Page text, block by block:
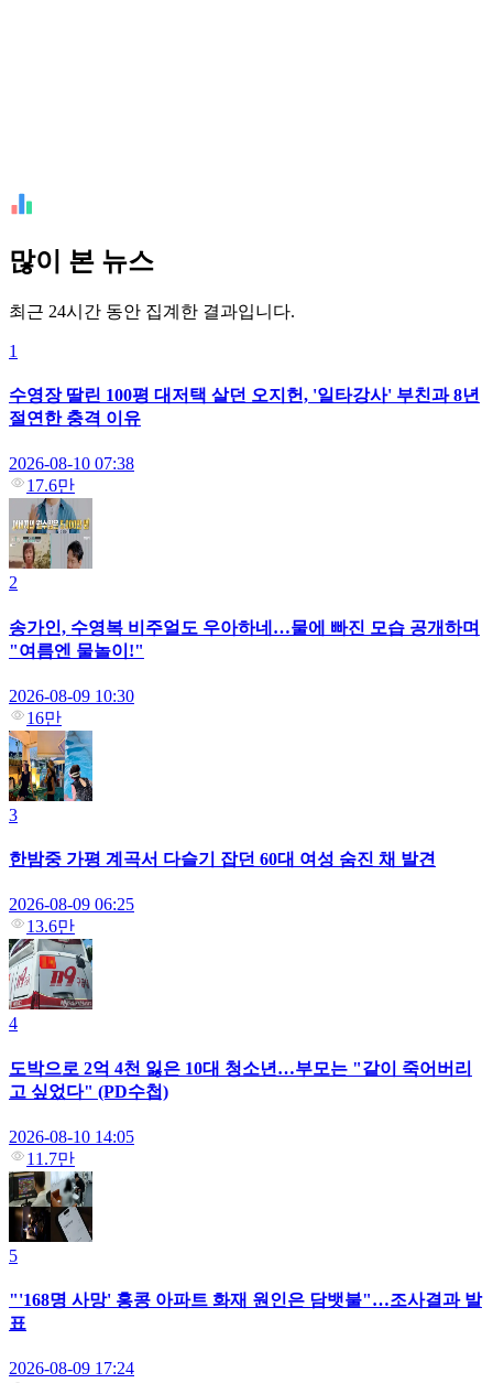
많이 본 뉴스
최근 24시간 동안 집계한 결과입니다.
1
수영장 딸린 100평 대저택 살던 오지헌, '일타강사' 부친과 8년
절연한 충격 이유
2026-08-10 07:38
17.6만
2
송가인, 수영복 비주얼도 우아하네…물에 빠진 모습 공개하며
"여름엔 물놀이!"
2026-08-09 10:30
16만
3
한밤중 가평 계곡서 다슬기 잡던 60대 여성 숨진 채 발견
2026-08-09 06:25
13.6만
4
도박으로 2억 4천 잃은 10대 청소년…부모는 "같이 죽어버리
고 싶었다" (PD수첩)
2026-08-10 14:05
11.7만
5
"'168명 사망' 홍콩 아파트 화재 원인은 담뱃불"…조사결과 발
표
2026-08-09 17:24